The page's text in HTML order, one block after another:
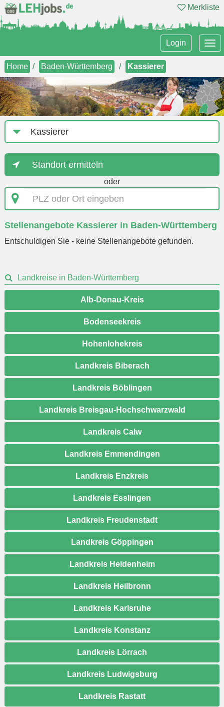
Merkliste
Login
Home Baden-Württemberg Kassierer
Job-
Kategorie
Standort ermitteln
oder
PLZ
oder
eingeben
Stellenangebote Kassierer in Baden-Württemberg
Entschuldigen Sie - keine Stellenangebote gefunden.
Landkreise in Baden-Württemberg
Alb-Donau-Kreis
Bodenseekreis
Hohenlohekreis
Landkreis Biberach
Landkreis Böblingen
Landkreis Breisgau-Hochschwarzwald
Landkreis Calw
Landkreis Emmendingen
Landkreis Enzkreis
Landkreis Esslingen
Landkreis Freudenstadt
Landkreis Göppingen
Landkreis Heidenheim
Landkreis Heilbronn
Landkreis Karlsruhe
Landkreis Konstanz
Landkreis Lörrach
Landkreis Ludwigsburg
Landkreis Rastatt